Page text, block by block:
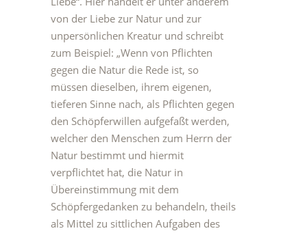
von der Liebe zur Natur und zur
unpersönlichen Kreatur und schreibt
zum Beispiel: „Wenn von Pflichten
gegen die Natur die Rede ist, so
müssen dieselben, ihrem eigenen,
tieferen Sinne nach, als Pflichten gegen
den Schöpferwillen aufgefaßt werden,
welcher den Menschen zum Herrn der
Natur bestimmt und hiermit
verpflichtet hat, die Natur in
Übereinstimmung mit dem
Schöpfergedanken zu behandeln, theils
als Mittel zu sittlichen Aufgaben des